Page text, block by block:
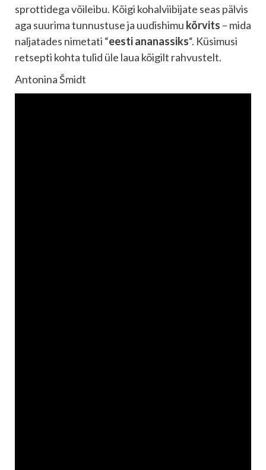
sprottidega võileibu. Kõigi kohalviibijate seas pälvis
aga suurima tunnustuse ja uudishimu kõrvits – mida
naljatades nimetati “eesti ananassiks“. Küsimusi
retsepti kohta tulid üle laua kõigilt rahvustelt.
Antonina Šmidt